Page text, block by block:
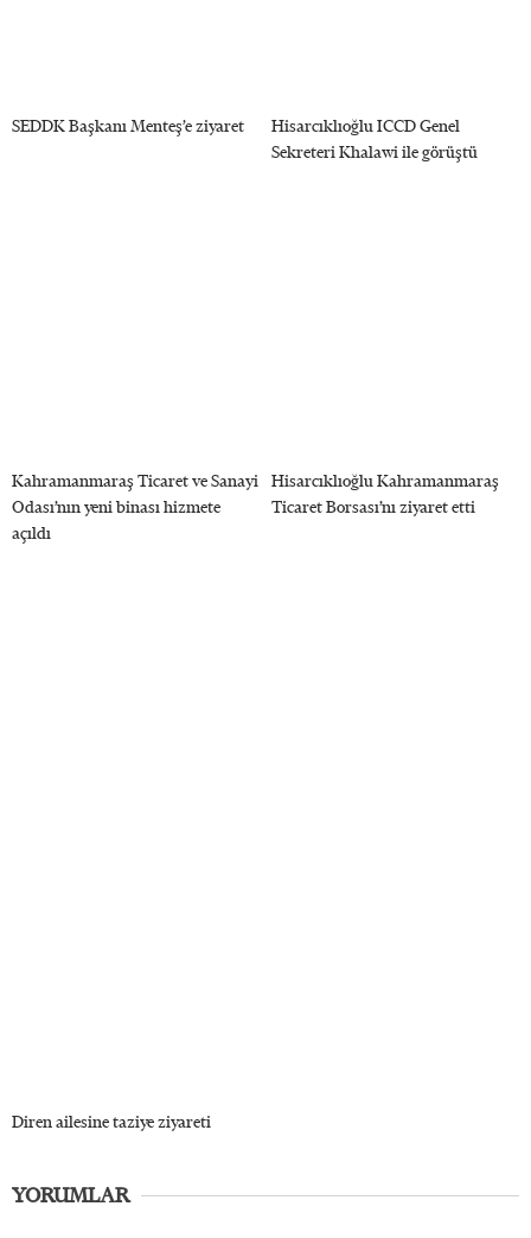
SEDDK Başkanı Menteş’e ziyaret
Hisarcıklıoğlu ICCD Genel
Sekreteri Khalawi ile görüştü
Kahramanmaraş Ticaret ve Sanayi
Odası’nın yeni binası hizmete
açıldı
Hisarcıklıoğlu Kahramanmaraş
Ticaret Borsası’nı ziyaret etti
Diren ailesine taziye ziyareti
YORUMLAR